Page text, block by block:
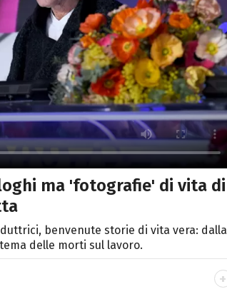
ma 'fotografie' di vita di
benvenute storie di vita vera: dalla
delle morti sul lavoro.